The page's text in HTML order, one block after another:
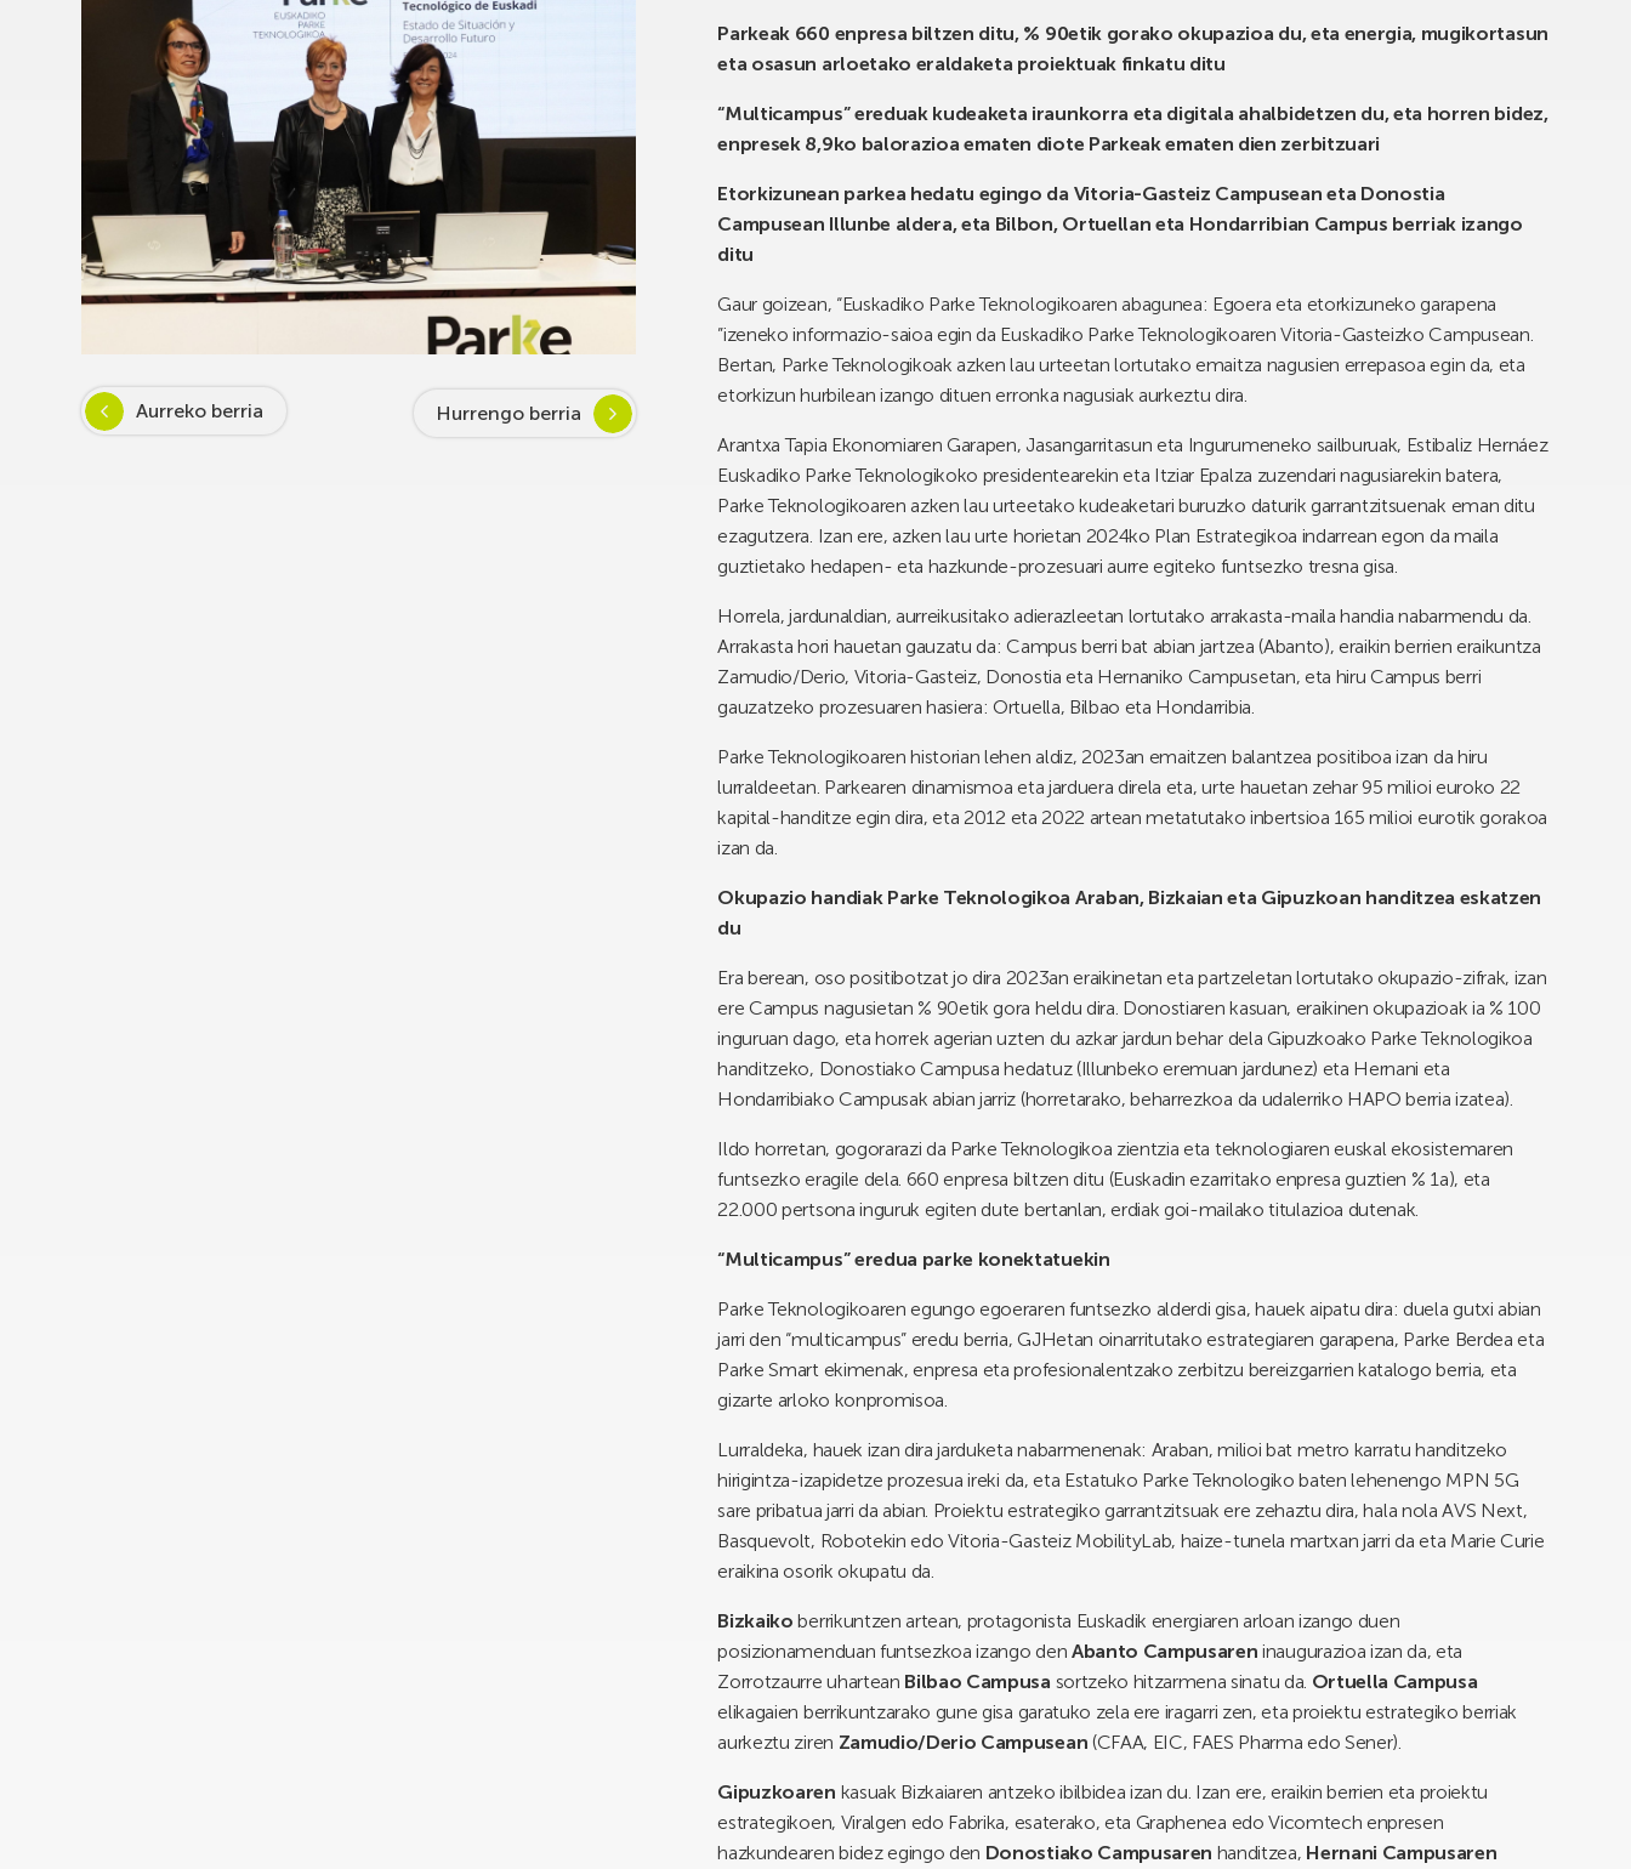
Aurreko berria Hurrengo berria
Parkeak 660 enpresa biltzen ditu, % 90etik gorako okupazioa du, eta energia, mugikortasun
eta osasun arloetako eraldaketa proiektuak finkatu ditu
“Multicampus” ereduak kudeaketa iraunkorra eta digitala ahalbidetzen du, eta horren bidez,
enpresek 8,9ko balorazioa ematen diote Parkeak ematen dien zerbitzuari
Etorkizunean parkea hedatu egingo da Vitoria-Gasteiz Campusean eta Donostia
Campusean Illunbe aldera, eta Bilbon, Ortuellan eta Hondarribian Campus berriak izango
ditu
Gaur goizean, “Euskadiko Parke Teknologikoaren abagunea: Egoera eta etorkizuneko garapena
”izeneko informazio-saioa egin da Euskadiko Parke Teknologikoaren Vitoria-Gasteizko Campusean.
Bertan, Parke Teknologikoak azken lau urteetan lortutako emaitza nagusien errepasoa egin da, eta
etorkizun hurbilean izango dituen erronka nagusiak aurkeztu dira.
Arantxa Tapia Ekonomiaren Garapen, Jasangarritasun eta Ingurumeneko sailburuak, Estibaliz Hernáez
Euskadiko Parke Teknologikoko presidentearekin eta Itziar Epalza zuzendari nagusiarekin batera,
Parke Teknologikoaren azken lau urteetako kudeaketari buruzko daturik garrantzitsuenak eman ditu
ezagutzera. Izan ere, azken lau urte horietan 2024ko Plan Estrategikoa indarrean egon da maila
guztietako hedapen- eta hazkunde-prozesuari aurre egiteko funtsezko tresna gisa.
Horrela, jardunaldian, aurreikusitako adierazleetan lortutako arrakasta-maila handia nabarmendu da.
Arrakasta hori hauetan gauzatu da: Campus berri bat abian jartzea (Abanto), eraikin berrien eraikuntza
Zamudio/Derio, Vitoria-Gasteiz, Donostia eta Hernaniko Campusetan, eta hiru Campus berri
gauzatzeko prozesuaren hasiera: Ortuella, Bilbao eta Hondarribia.
Parke Teknologikoaren historian lehen aldiz, 2023an emaitzen balantzea positiboa izan da hiru
lurraldeetan. Parkearen dinamismoa eta jarduera direla eta, urte hauetan zehar 95 milioi euroko 22
kapital-handitze egin dira, eta 2012 eta 2022 artean metatutako inbertsioa 165 milioi eurotik gorakoa
izan da.
Okupazio handiak Parke Teknologikoa Araban, Bizkaian eta Gipuzkoan handitzea eskatzen
du
Era berean, oso positibotzat jo dira 2023an eraikinetan eta partzeletan lortutako okupazio-zifrak, izan
ere Campus nagusietan % 90etik gora heldu dira. Donostiaren kasuan, eraikinen okupazioak ia % 100
inguruan dago, eta horrek agerian uzten du azkar jardun behar dela Gipuzkoako Parke Teknologikoa
handitzeko, Donostiako Campusa hedatuz (Illunbeko eremuan jardunez) eta Hernani eta
Hondarribiako Campusak abian jarriz (horretarako, beharrezkoa da udalerriko HAPO berria izatea).
Ildo horretan, gogorarazi da Parke Teknologikoa zientzia eta teknologiaren euskal ekosistemaren
funtsezko eragile dela. 660 enpresa biltzen ditu (Euskadin ezarritako enpresa guztien % 1a), eta
22.000 pertsona inguruk egiten dute bertanlan, erdiak goi-mailako titulazioa dutenak.
“Multicampus” eredua parke konektatuekin
Parke Teknologikoaren egungo egoeraren funtsezko alderdi gisa, hauek aipatu dira: duela gutxi abian
jarri den “multicampus” eredu berria, GJHetan oinarritutako estrategiaren garapena, Parke Berdea eta
Parke Smart ekimenak, enpresa eta profesionalentzako zerbitzu bereizgarrien katalogo berria, eta
gizarte arloko konpromisoa.
Lurraldeka, hauek izan dira jarduketa nabarmenenak: Araban, milioi bat metro karratu handitzeko
hirigintza-izapidetze prozesua ireki da, eta Estatuko Parke Teknologiko baten lehenengo MPN 5G
sare pribatua jarri da abian. Proiektu estrategiko garrantzitsuak ere zehaztu dira, hala nola AVS Next,
Basquevolt, Robotekin edo Vitoria-Gasteiz MobilityLab, haize-tunela martxan jarri da eta Marie Curie
eraikina osorik okupatu da.
Bizkaiko berrikuntzen artean, protagonista Euskadik energiaren arloan izango duen
posizionamenduan funtsezkoa izango den Abanto Campusaren inaugurazioa izan da, eta
Zorrotzaurre uhartean Bilbao Campusa sortzeko hitzarmena sinatu da. Ortuella Campusa
elikagaien berrikuntzarako gune gisa garatuko zela ere iragarri zen, eta proiektu estrategiko berriak
aurkeztu ziren Zamudio/Derio Campusean (CFAA, EIC, FAES Pharma edo Sener).
Gipuzkoaren kasuak Bizkaiaren antzeko ibilbidea izan du. Izan ere, eraikin berrien eta proiektu
estrategikoen, Viralgen edo Fabrika, esaterako, eta Graphenea edo Vicomtech enpresen
hazkundearen bidez egingo den Donostiako Campusaren handitzea, Hernani Campusaren